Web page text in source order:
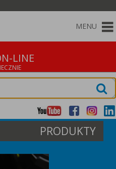
MENU
LINE
PRODUKTY